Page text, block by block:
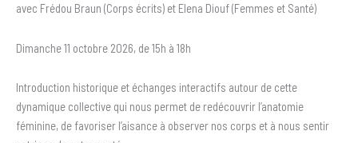
avec Frédou Braun (Corps écrits) et Elena Diouf (Femmes et Santé)
Dimanche 11 octobre 2026, de 15h à 18h
Introduction historique et échanges interactifs autour de cette
dynamique collective qui nous permet de redécouvrir l’anatomie
féminine, de favoriser l’aisance à observer nos corps et à nous sentir